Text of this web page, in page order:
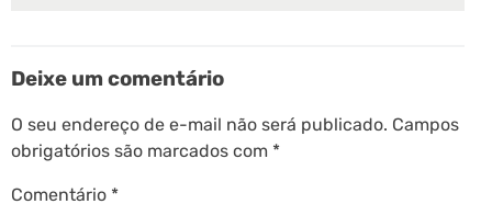
Deixe um comentário
O seu endereço de e-mail não será publicado. Campos
obrigatórios são marcados com *
Comentário *